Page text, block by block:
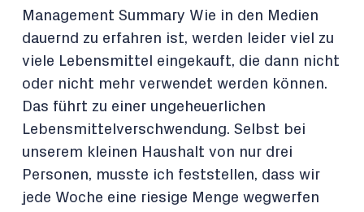
Management Summary Wie in den Medien
dauernd zu erfahren ist, werden leider viel zu
viele Lebensmittel eingekauft, die dann nicht
oder nicht mehr verwendet werden können.
Das führt zu einer ungeheuerlichen
Lebensmittelverschwendung. Selbst bei
unserem kleinen Haushalt von nur drei
Personen, musste ich feststellen, dass wir
jede Woche eine riesige Menge wegwerfen